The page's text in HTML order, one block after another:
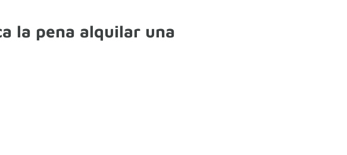
la pena alquilar una